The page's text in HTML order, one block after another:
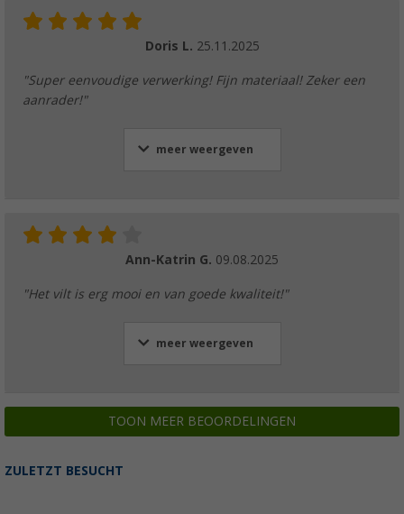
Doris L. 25.11.2025
"Super eenvoudige verwerking! Fijn materiaal! Zeker een
aanrader!"
meer weergeven
Ann-Katrin G. 09.08.2025
"Het vilt is erg mooi en van goede kwaliteit!"
meer weergeven
TOON MEER BEOORDELINGEN
ZULETZT BESUCHT